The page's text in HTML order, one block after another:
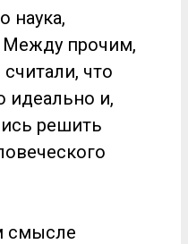
наука,
Между прочим,
что
идеально и,
решить
смысле